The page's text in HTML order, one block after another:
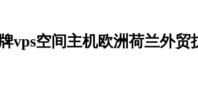
vps空间主机欧洲荷兰外贸